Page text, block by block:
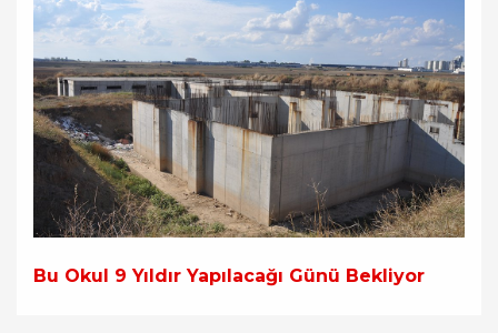
Bu Okul 9 Yıldır Yapılacağı Günü Bekliyor